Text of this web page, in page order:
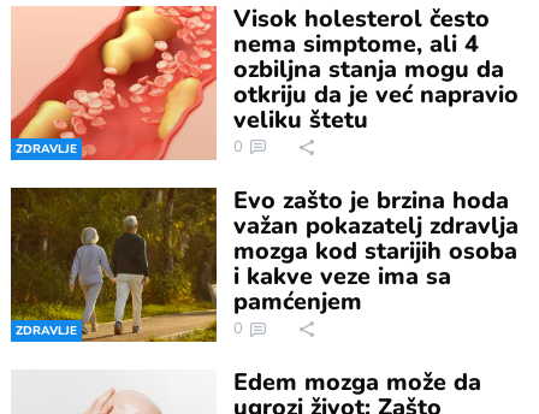
ZDRAVLJE
Visok holesterol često
nema simptome, ali 4
ozbiljna stanja mogu da
otkriju da je već napravio
veliku štetu
0
ZDRAVLJE
Evo zašto je brzina hoda
važan pokazatelj zdravlja
mozga kod starijih osoba
i kakve veze ima sa
pamćenjem
0
Edem mozga može da
ugrozi život: Zašto